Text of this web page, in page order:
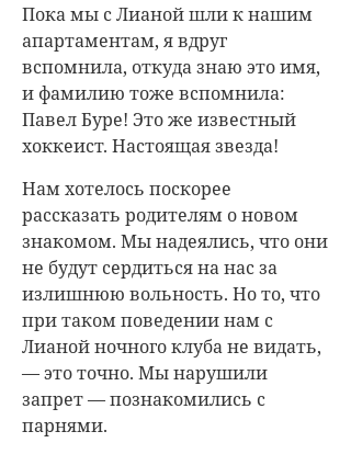
Пока мы с Лианой шли к нашим
апартаментам, я вдруг
вспомнила, откуда знаю это имя,
и фамилию тоже вспомнила:
Павел Буре! Это же известный
хоккеист. Настоящая звезда!
Нам хотелось поскорее
рассказать родителям о новом
знакомом. Мы надеялись, что они
не будут сердиться на нас за
излишнюю вольность. Но то, что
при таком поведении нам с
Лианой ночного клуба не видать,
— это точно. Мы нарушили
запрет — познакомились с
парнями.